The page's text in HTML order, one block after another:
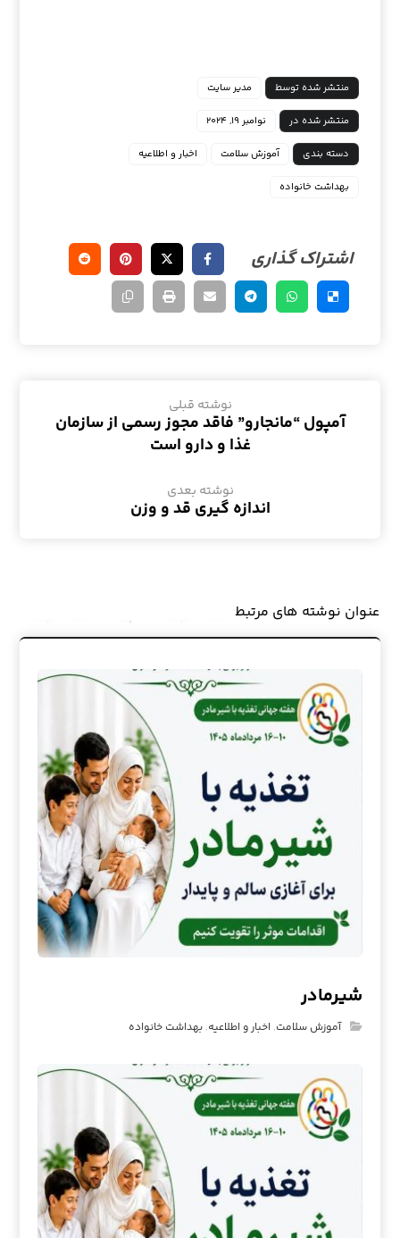
منتشر شده توسط مدیر سایت
منتشر شده در نوامبر ۱۹, ۲۰۲۴
دسته بندی آموزش سلامت اخبار و اطلاعیه
بهداشت خانواده
نوشته قبلی
آمپول “مانجارو” فاقد مجوز رسمی از سازمان
غذا و دارو است
نوشته بعدی
اندازه گیری قد و وزن
عنوان ‫نوشته های مرتبط
شیرمادر
آموزش سلامت, اخبار و اطلاعیه,بهداشت خانواده